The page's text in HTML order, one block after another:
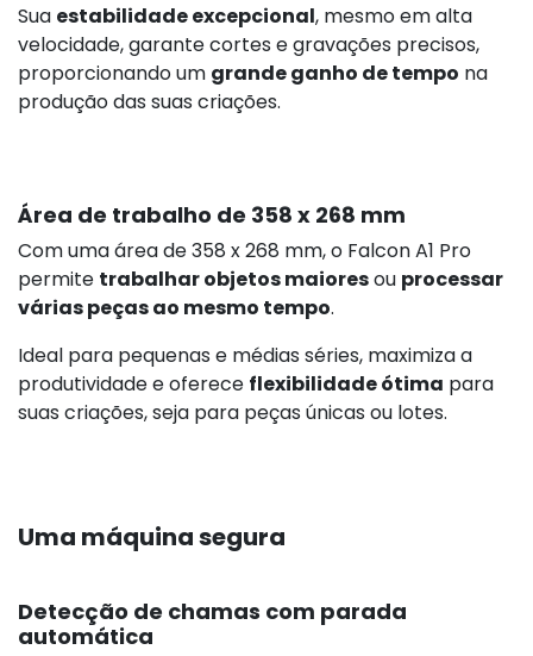
Sua estabilidade excepcional, mesmo em alta
velocidade, garante cortes e gravações precisos,
proporcionando um grande ganho de tempo na
produção das suas criações.
Área de trabalho de 358 x 268 mm
Com uma área de 358 x 268 mm, o Falcon A1 Pro
permite trabalhar objetos maioresou processar
várias peças ao mesmo tempo.
Ideal para pequenas e médias séries, maximiza a
produtividade e oferece flexibilidade ótima para
suas criações, seja para peças únicas ou lotes.
Uma máquina segura
Detecção de chamas com parada
automática